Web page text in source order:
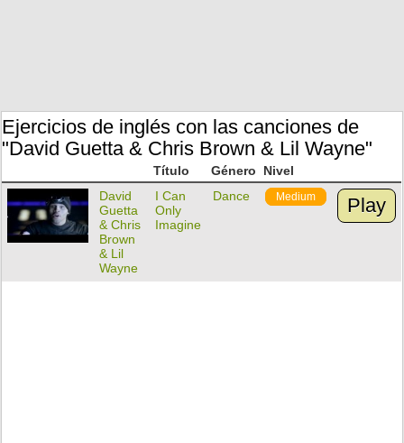
Ejercicios de inglés con las canciones de
"David Guetta & Chris Brown & Lil Wayne"
Título Género
Nivel
David
Guetta
& Chris
Brown
& Lil
Wayne
I Can
Only
Imagine
Dance Medium Play